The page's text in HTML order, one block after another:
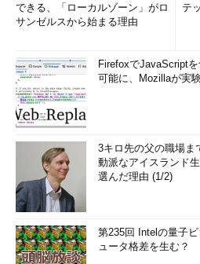
できる、「ローカルゾーン」がロ
サンゼルスから始まる理由
テ
FirefoxでJavaScript
可能に、Mozillaが実
3キロ先の父の職場
動派なアイスランド
選んだ理由 (1/2)
第235回 Intelの量子
ュータ格差を生む？